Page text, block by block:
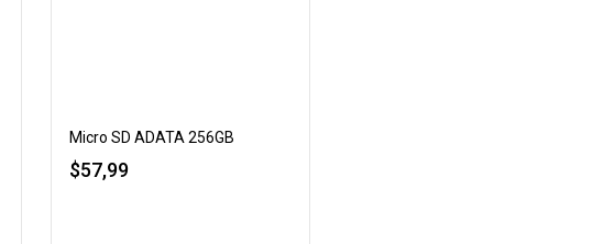
Micro SD ADATA 256GB
$57,99